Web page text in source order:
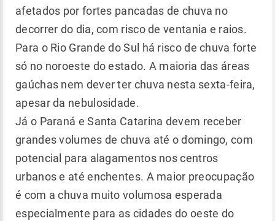
afetados por fortes pancadas de chuva no
decorrer do dia, com risco de ventania e raios.
Para o Rio Grande do Sul há risco de chuva forte
só no noroeste do estado. A maioria das áreas
gaúchas nem dever ter chuva nesta sexta-feira,
apesar da nebulosidade.
Já o Paraná e Santa Catarina devem receber
grandes volumes de chuva até o domingo, com
potencial para alagamentos nos centros
urbanos e até enchentes. A maior preocupação
é com a chuva muito volumosa esperada
especialmente para as cidades do oeste do